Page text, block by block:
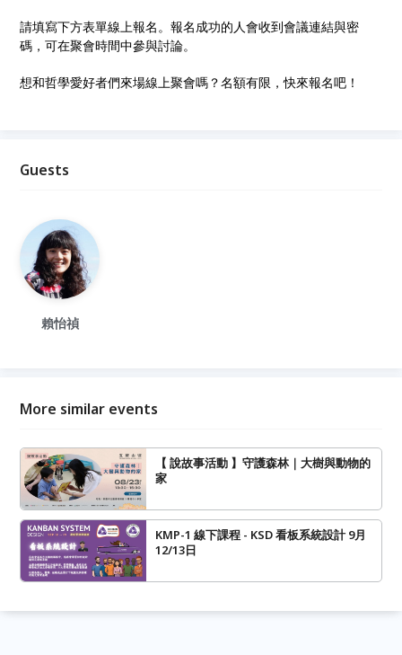
請填寫下方表單線上報名。報名成功的人會收到會議連結與密
碼，可在聚會時間中參與討論。
想和哲學愛好者們來場線上聚會嗎？名額有限，快來報名吧！
Guests
賴怡禎
More similar events
【 說故事活動 】守護森林｜大樹與動物的
家
KMP-1 線下課程 - KSD 看板系統設計 9月
12/13日